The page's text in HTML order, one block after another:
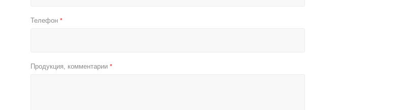
Телефон *
Продукция, комментарии *